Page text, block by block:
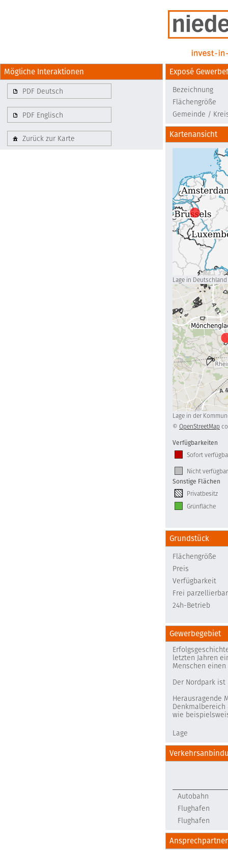
Mögliche Interaktionen
PDF Deutsch
PDF Englisch
Zurück zur Karte
Exposé
Bezeichnung
Flächengröße
Gemeinde /
Kartenansicht
Lage in Deutschland
Lage in der
© OpenStreetMap
Verfügbarkeiten
Sofort
Nicht
Sonstige Flächen
Privatbesitz
Grünfläche
Grundstück
Flächengröße
Preis
Verfügbarkeit
Frei parzellierbar
24h-Betrieb
Gewerbegebiet
letzten Jahren
Menschen
Der Nordpark
Herausragende
wie
Lage
Autobahn
Flughafen
Flughafen
Ansprechpartner